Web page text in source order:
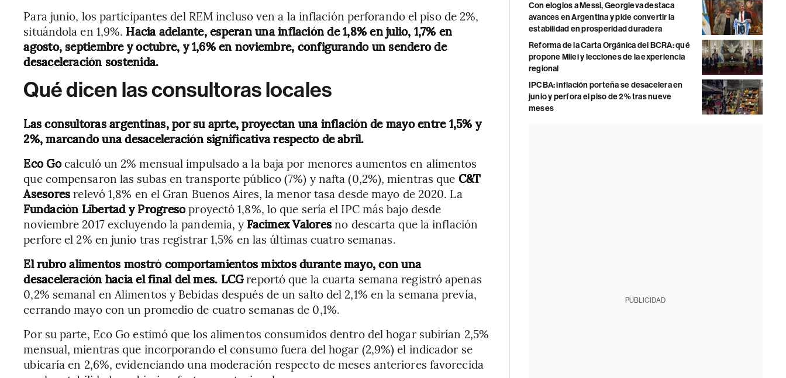
Para junio, los participantes del REM incluso ven a la inflación perforando el piso de 2%,
situándola en 1,9%. Hacia adelante, esperan una inflación de 1,8% en julio, 1,7% en
agosto, septiembre y octubre, y 1,6% en noviembre, configurando un sendero de
desaceleración sostenida.
Qué dicen las consultoras locales
Las consultoras argentinas, por su aprte, proyectan una inflación de mayo entre 1,5% y
2%, marcando una desaceleración significativa respecto de abril.
Eco Gocalculó un 2% mensual impulsado a la baja por menores aumentos en alimentos
que compensaron las subas en transporte público (7%) y nafta (0,2%), mientras que C&T
Asesoresrelevó 1,8% en el Gran Buenos Aires, la menor tasa desde mayo de 2020. La
Fundación Libertad y Progresoproyectó 1,8%, lo que sería el IPC más bajo desde
noviembre 2017 excluyendo la pandemia, y Facimex Valoresno descarta que la inflación
perfore el 2% en junio tras registrar 1,5% en las últimas cuatro semanas.
El rubro alimentos mostró comportamientos mixtos durante mayo, con una
desaceleración hacia el final del mes. LCGreportó que la cuarta semana registró apenas
0,2% semanal en Alimentos y Bebidas después de un salto del 2,1% en la semana previa,
cerrando mayo con un promedio de cuatro semanas de 0,1%.
Por su parte, Eco Go estimó que los alimentos consumidos dentro del hogar subirían 2,5%
mensual, mientras que incorporando el consumo fuera del hogar (2,9%) el indicador se
ubicaría en 2,6%, evidenciando una moderación respecto de meses anteriores favorecida
Con elogios a Messi, Georgieva destaca
avances en Argentina y pide convertir la
estabilidad en prosperidad duradera
Reforma de la Carta Orgánica del BCRA: qué
propone Milei y lecciones de la experiencia
regional
IPCBA: inflación porteña se desacelera en
junio y perfora el piso de 2% tras nueve
meses
PUBLICIDAD